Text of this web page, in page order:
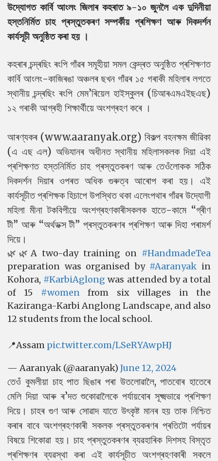
উদ্যোগত কাৰ্বি আংলং জিলাৰ কহৰাত ৯-১০ জুনলৈ এক দুদিনীয়া
হস্তনিৰ্মিত চাহ প্ৰস্তুতকৰণ সম্পৰ্কীয় প্ৰশিক্ষণ আৰু দিকদৰ্শন
কাৰ্যসূচী অনুষ্ঠিত কৰা হয় ।
কহৰাৰ চন্দ্ৰছিং ৰংপি গাঁৱৰ সমূহীয়া সমল কেন্দ্ৰত অনুষ্ঠিত প্ৰশিক্ষণত
কাৰ্বি আংলং-কাজিৰঙা অঞ্চলৰ ছখন গাঁৱৰ ১৫ গৰাকী মহিলাৰ লগতে
স্থানীয় চন্দ্ৰছিং ৰংপি মেম’ৰিয়েল হাইস্কুলৰ (চিআৰএমএইছএছ)
১২ গৰাকী আগ্ৰহী শিক্ষাৰ্থীয়ে অংশগ্ৰহণ কৰে ।
আৰণ্যকৰ (www.aaranyak.org) বিকল্প বহনক্ষম জীৱিকা
(এ এছ এল) অভিযানৰ অধীনত স্থানীয় মহিলাসকলক দিয়া এই
প্ৰশিক্ষণত হস্তনিৰ্মিত চাহ প্ৰস্তুতকৰণ আৰু তেওঁলোকক সঠিক
দিকদৰ্শন দিয়াৰ ওপৰত অধিক গুৰুত্ব আৰোপ কৰা হয়। এই
কাৰ্যসূচীত প্ৰশিক্ষক হিচাপে উপস্থিত থকা এলেংপথাৰ গাঁৱৰ উদ্যোগী
মহিলা মীনা টকবিপীয়ে অংশগ্ৰহণকাৰীসকলক হাতে-কামে “গ্ৰীণ
টী” আৰু “অৰ্থডক্স টী” প্ৰস্তুতকৰণৰ প্ৰশিক্ষণ আৰু দিহা পৰামৰ্শ
দিয়ে।
🌿🌿A two-day training on #HandmadeTea
preparation was organised by #Aaranyak in
Kohora, #KarbiAglong was attended by a total
of 15 #womenfrom six villages in the
Kaziranga-Karbi Anglong Landscape, and also
12 students from the local school.
📍Assam pic.twitter.com/LSeRYAwpHJ
— Aaranyak (@aaranyak) June 12, 2024
তেওঁ কুমলীয়া চাহ পাত ছিঙাৰ পৰা উতলোৱালৈ, পাতবোৰ হাতেৰে
মেলি দিয়া আৰু ৰ’দত শুকোৱালৈকে পৰ্যায়বোৰ সূক্ষ্মভাৱে প্ৰশিক্ষণ
দিয়ে। চাহৰ গুণ আৰু সোৱাদ যাতে উৎকৃষ্ট মানৰ হয় তাক নিশ্চিত
কৰাৰ বাবে অংশগ্ৰহণকাৰী সকলক প্ৰস্তুতকৰণৰ প্ৰতিটো পৰ্যায়ৰ
বিষয়ে শিকোৱা হয়। চাহ প্ৰস্তুতকৰণৰ ব্যৱহাৰিক দিশসহ বিস্তৃত
প্ৰশিক্ষণৰ ব্যৱস্থা কৰা এই কাৰ্যসূচীত অংশগ্ৰহণকাৰী সকলে